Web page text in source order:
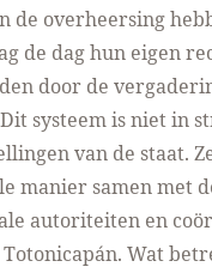
de overheersing
de dag hun eigen
door de
systeem is niet in
van de staat.
manier samen met
autoriteiten en
Wat